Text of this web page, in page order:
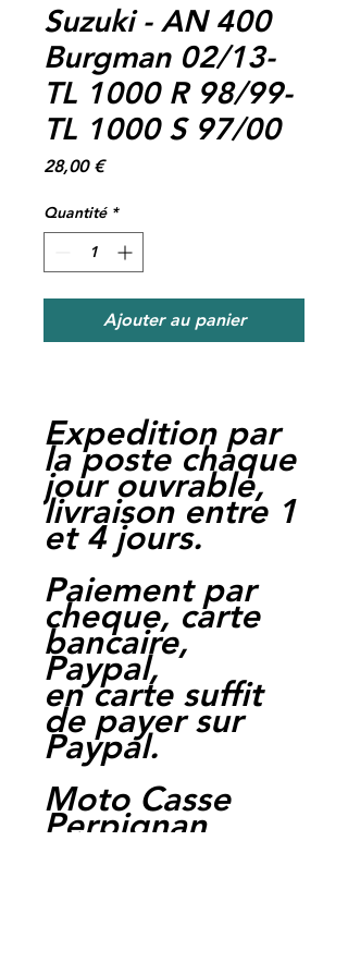
Suzuki - AN 400
Burgman 02/13-
TL 1000 R 98/99-
TL 1000 S 97/00
28,00 €Prix
Quantité *
Ajouter au panier
Expedition par
la poste chaque
jour ouvrable,
livraison entre 1
et 4 jours.
Paiement par
cheque, carte
bancaire,
Paypal,
en carte suffit
de payer sur
Paypal.
Moto Casse
Perpignan